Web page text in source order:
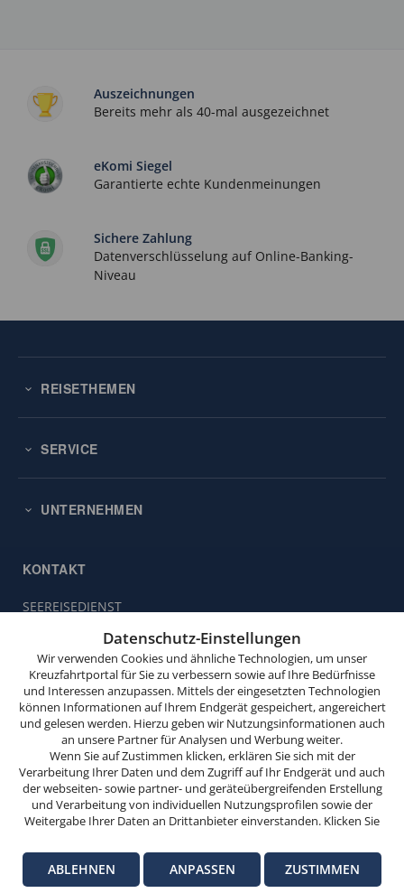
Auszeichnungen
Bereits mehr als 40-mal ausgezeichnet
eKomi Siegel
Garantierte echte Kundenmeinungen
Sichere Zahlung
Datenverschlüsselung auf Online-Banking-
Niveau
REISETHEMEN
SERVICE
UNTERNEHMEN
KONTAKT
SEEREISEDIENST
47119 Duisburg
Buchungsservice:0203 / 30 98 00
(Mo. bis Fr. von 9.00 bis 18.00 Uhr,
Sa. von 10.00 bis 15.00 Uhr,
So. von 10.00 bis 13.00 Uhr,
außer feiertags)
info@seereisedienst.de
ImpressumDatenschutz-Informationen
Datenschutz-Einstellungen
Versicherungsvertrag widerrufen
Diese
verwendet
Cookies.
Wenn
Sie
weitersurfen,
stimmen
Sie
der
Cookie-
OK
Datenschutz-Einstellungen
Wir verwenden Cookies und ähnliche Technologien, um unser
Kreuzfahrtportal für Sie zu verbessern sowie auf Ihre Bedürfnisse
und Interessen anzupassen. Mittels der eingesetzten Technologien
können Informationen auf Ihrem Endgerät gespeichert, angereichert
und gelesen werden. Hierzu geben wir Nutzungsinformationen auch
an unsere Partner für Analysen und Werbung weiter.
Wenn Sie auf Zustimmen klicken, erklären Sie sich mit der
Verarbeitung Ihrer Daten und dem Zugriff auf Ihr Endgerät und auch
der webseiten- sowie partner- und geräteübergreifenden Erstellung
und Verarbeitung von individuellen Nutzungsprofilen sowie der
Weitergabe Ihrer Daten an Drittanbieter einverstanden. Klicken Sie
notwendigen Verarbeitungen zustimmen möchten. Klicken Sie auf
Anpassen, um einzelnen Anbietern die Zustimmung zu erteilen.
Weitere Informationen finden Sie in unserenDatenschutz-
ABLEHNEN ANPASSEN ZUSTIMMEN